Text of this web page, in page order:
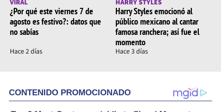
VIRAL
¿Por qué este viernes 7 de
agosto es festivo?: datos que
no sabías
Hace 2 días
HARRY STYLES
Harry Styles emocionó al
público mexicano al cantar
famosa ranchera; así fue el
momento
Hace 3 días